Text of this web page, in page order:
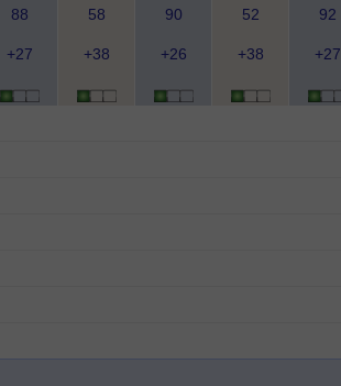
88 58 90 52 92
+27 +38 +26 +38 +27